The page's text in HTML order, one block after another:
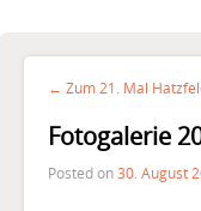
← Zum 21. Mal
Fotogalerie
Posted on30. August